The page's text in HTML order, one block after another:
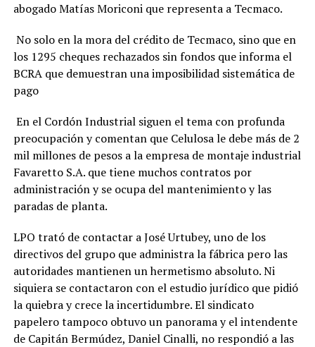
abogado Matías Moriconi que representa a Tecmaco.
No solo en la mora del crédito de Tecmaco, sino que en
los 1295 cheques rechazados sin fondos que informa el
BCRA que demuestran una imposibilidad sistemática de
pago
En el Cordón Industrial siguen el tema con profunda
preocupación y comentan que Celulosa le debe más de 2
mil millones de pesos a la empresa de montaje industrial
Favaretto S.A. que tiene muchos contratos por
administración y se ocupa del mantenimiento y las
paradas de planta.
LPO trató de contactar a José Urtubey, uno de los
directivos del grupo que administra la fábrica pero las
autoridades mantienen un hermetismo absoluto. Ni
siquiera se contactaron con el estudio jurídico que pidió
la quiebra y crece la incertidumbre. El sindicato
papelero tampoco obtuvo un panorama y el intendente
de Capitán Bermúdez, Daniel Cinalli, no respondió a las